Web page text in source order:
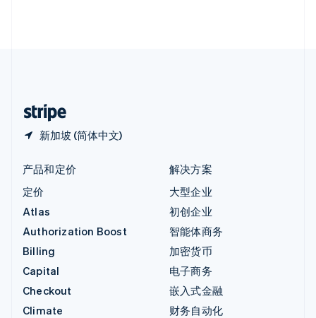
新加坡 (简体中文)
产品和定价
定价
Atlas
Authorization Boost
Billing
Capital
Checkout
Climate
解决方案
大型企业
初创企业
智能体商务
加密货币
电子商务
嵌入式金融
财务自动化